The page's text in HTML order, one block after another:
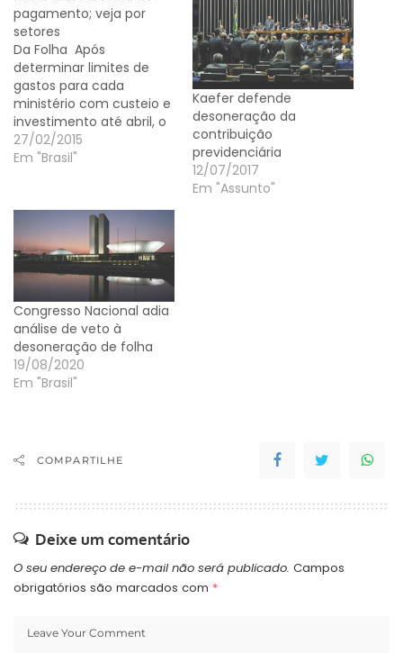
pagamento; veja por
setores
Da Folha Após
determinar limites de
gastos para cada
ministério com custeio e
investimento até abril, o
governo Dilma Rousseff
publicou nesta sexta-
benefício fiscal da
desoneração da folha de
pagamento, conforme
antecipou a Folha. Com
a medida provisória
desta sexta, os setores
que pagavam…
27/02/2015
Em "Brasil"
Kaefer defende
desoneração da
contribuição
previdenciária
12/07/2017
Em "Assunto"
Congresso Nacional adia
análise de veto à
desoneração de folha
19/08/2020
Em "Brasil"
COMPARTILHE
Deixe um comentário
O seu endereço de e-mail não será publicado. Campos
obrigatórios são marcados com *